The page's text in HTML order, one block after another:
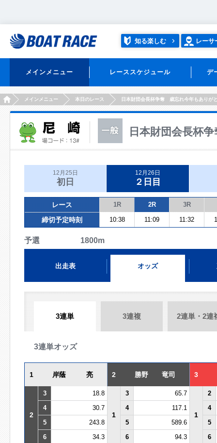
知る楽しむ レーサ
メインメニュー レーススケジュール デ
HOMEメインメニュー 本日のレース 日本財団会長杯争奪 歳忘れ今年もありが
日本財団会長杯
12月25日
初日
12月26日
２日目
レース 1R 2R 3R
締切予定時刻 10:38 11:09 11:32
予選 1800m
出走表 オッズ
3連単 3連複 2連単・2連
3連単オッズ
1 岸蔭 亮 2 勝野 竜司 3
2
3 18.8
1
3 65.7
1
2
4
30.7 4 117.1
4
5
243.8 5 589.6
5
6
34.3 6 94.3 6